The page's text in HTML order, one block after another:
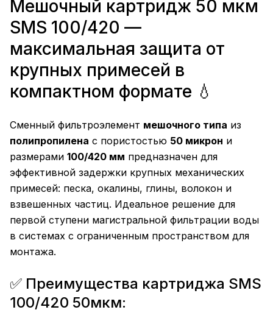
Мешочный картридж 50 мкм
SMS 100/420 —
максимальная защита от
крупных примесей в
компактном формате 💧
Сменный фильтроэлемент мешочного типа из
полипропилена с пористостью 50 микрон и
размерами 100/420 мм предназначен для
эффективной задержки крупных механических
примесей: песка, окалины, глины, волокон и
взвешенных частиц. Идеальное решение для
первой ступени магистральной фильтрации воды
в системах с ограниченным пространством для
монтажа.
✅ Преимущества картриджа SMS
100/420 50мкм: